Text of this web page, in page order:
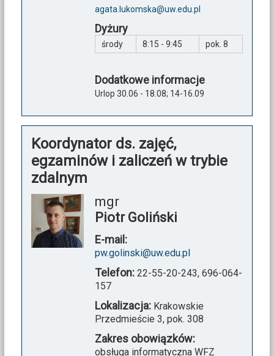
agata.lukomska@uw.edu.pl
Dyżury
środy 8:15 - 9:45 pok. 8
Dodatkowe informacje
Urlop 30.06 - 18.08; 14-16.09
Koordynator ds. zajęć,
egzaminów i zaliczeń w trybie
zdalnym
mgr
Piotr Goliński
E-mail:
pw.golinski@uw.edu.pl
Telefon: 22-55-20-243, 696-064-
157
Lokalizacja: Krakowskie
Przedmieście 3, pok. 308
Zakres obowiązków:
obsługa informatyczna WFZ